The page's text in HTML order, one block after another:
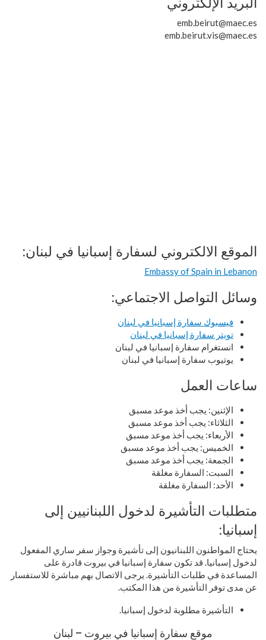
emb.beirut@maec.es
emb.beirut.vis@maec.es
الموقع الالكتروني لسفارة إسبانيا في لبنان:
Embassy of Spain in Lebanon
وسائل التواصل الاجتماعي:
فيسبوك سفارة إسبانيا في لبنان
تويتر سفارة إسبانيا في لبنان
انستغرام سفارة إسبانيا في لبنان
يوتيوب سفارة إسبانيا في لبنان
ساعات العمل
الإثنين: يجب أخذ موعد مسبق
الثلاثاء: يجب أخذ موعد مسبق
الأربعاء: يجب أخذ موعد مسبق
الخميس: يجب أخذ موعد مسبق
الجمعة: يجب أخذ موعد مسبق
السبت: السفارة مغلقة
الأحد: السفارة مغلقة
متطلبات التأشيرة لدخول اللبنانيين إلى
إسبانيا:
يحتاج المواطنون اللبنانيون إلى تأشيرة وجواز سفر ساري المفعول
لدخول إسبانيا. قد تكون سفارة إسبانيا في بيروت قادرة على
المساعدة في طلبات التأشيرة. يرجى الاتصال بهم مباشرة للاستفسار
عن مدى توفر التأشيرة من هذا المكتب.
التأشيرة مطلوبة لدخول إسبانيا.
موقع سفارة إسبانيا في بيروت – لبنان